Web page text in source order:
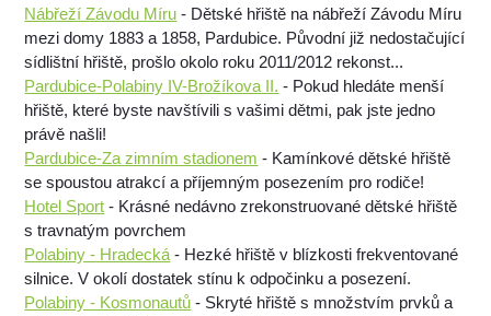
Nábřeží Závodu Míru - Dětské hřiště na nábřeží Závodu Míru
mezi domy 1883 a 1858, Pardubice. Původní již nedostačující
sídlištní hřiště, prošlo okolo roku 2011/2012 rekonst...
Pardubice-Polabiny IV-Brožíkova II. - Pokud hledáte menší
hřiště, které byste navštívili s vašimi dětmi, pak jste jedno
právě našli!
Pardubice-Za zimním stadionem - Kamínkové dětské hřiště
se spoustou atrakcí a příjemným posezením pro rodiče!
Hotel Sport - Krásné nedávno zrekonstruované dětské hřiště
s travnatým povrchem
Polabiny - Hradecká - Hezké hřiště v blízkosti frekventované
silnice. V okolí dostatek stínu k odpočinku a posezení.
Polabiny - Kosmonautů - Skryté hřiště s množstvím prvků a